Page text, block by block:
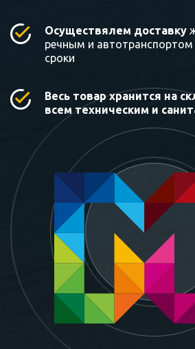
Осуществялем доставку
речным и автотранспортом
сроки
Весь товар хранится на
всем техническим и